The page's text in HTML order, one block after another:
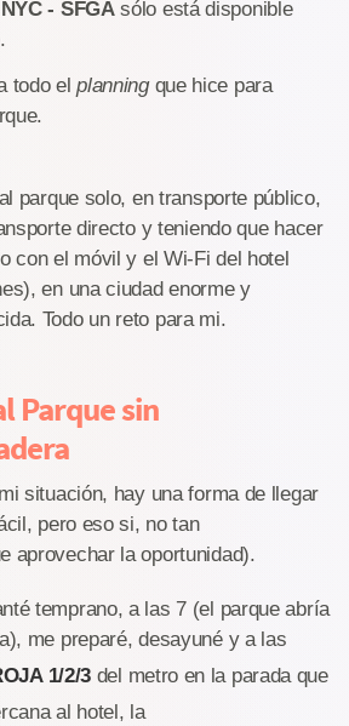
NYC - SFGAsólo está disponible
todo elplanning que hice para
parque solo, en transporte público,
directo y teniendo que hacer
con el móvil y el Wi-Fi del hotel
en una ciudad enorme y
Todo un reto para mi.
Parque sin
situación, hay una forma de llegar
pero eso si, no tan
aprovechar la oportunidad).
temprano, a las 7 (el parque abría
me preparé, desayuné y a las
1/2/3 del metro en la parada que
al hotel, la